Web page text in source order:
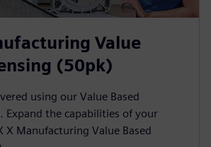
Value
(50pk)
using our Value Based
Expand the capabilities of your
Manufacturing Value Based